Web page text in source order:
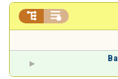
 